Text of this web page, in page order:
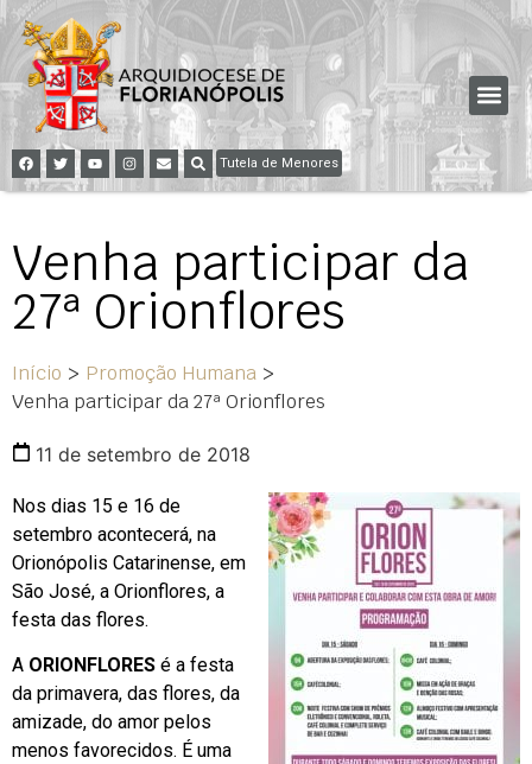
Tutela de Menores
Venha participar da
27ª Orionflores
Início > Promoção Humana >
Venha participar da 27ª Orionflores
11 de setembro de 2018
Nos dias 15 e 16 de
setembro acontecerá, na
Orionópolis Catarinense, em
São José, a Orionflores, a
festa das flores.
A ORIONFLORES é a festa
da primavera, das flores, da
amizade, do amor pelos
menos favorecidos. É uma